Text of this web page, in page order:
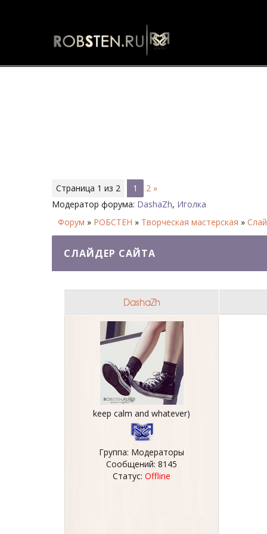
Страница 1 из 2 1 2 »
Модератор форума: DashaZh, Иголка
Форум » РОБСТЕН » Творческая мастерская »
СЛАЙДЕР САЙТА
DashaZh
keep calm and whatever)
Группа: Модераторы
Сообщений: 8145
Статус: Offline